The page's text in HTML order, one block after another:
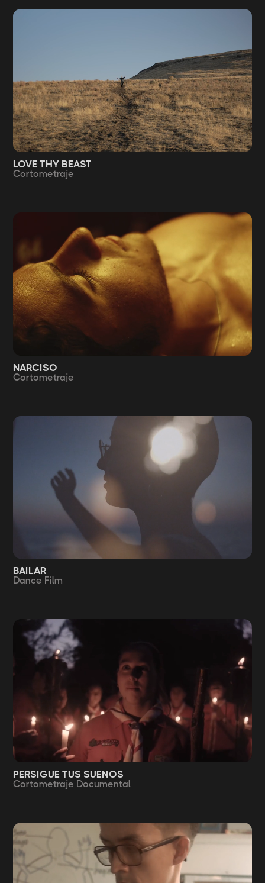
LOVE THY BEAST
Cortometraje
NARCISO
Cortometraje
BAILAR
Dance Film
PERSIGUE TUS SUENOS
Cortometraje Documental